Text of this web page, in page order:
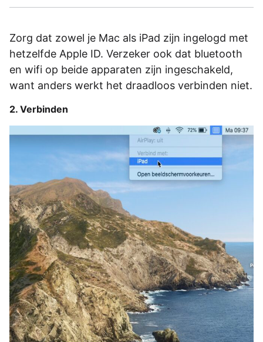
Zorg dat zowel je Mac als iPad zijn ingelogd met
hetzelfde Apple ID. Verzeker ook dat bluetooth
en wifi op beide apparaten zijn ingeschakeld,
want anders werkt het draadloos verbinden niet.
2. Verbinden